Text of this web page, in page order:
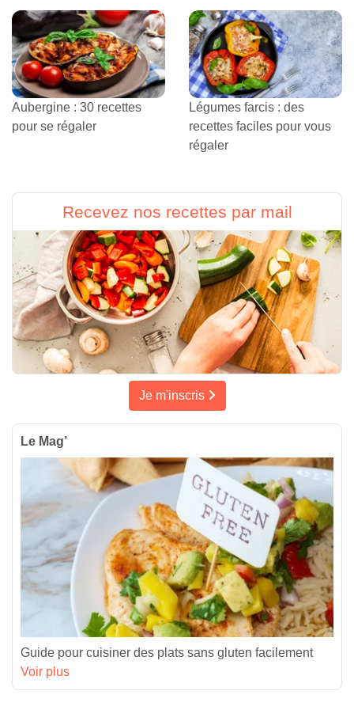
Aubergine : 30 recettes
pour se régaler
Légumes farcis : des
recettes faciles pour vous
régaler
Recevez nos recettes par mail
Je m'inscris
Le Mag’
Guide pour cuisiner des plats sans gluten facilement
Voir plus